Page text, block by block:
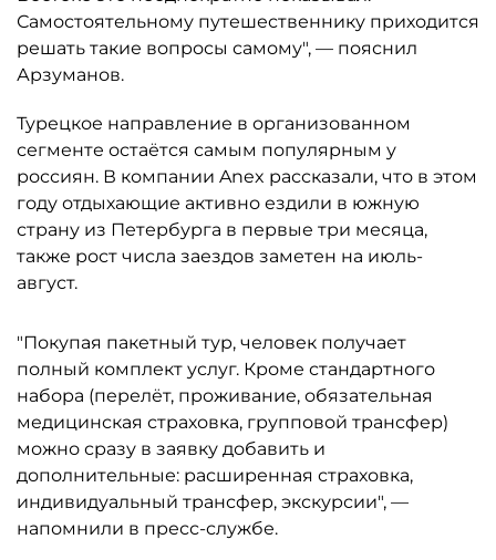
Самостоятельному путешественнику приходится
решать такие вопросы самому", — пояснил
Арзуманов.
Турецкое направление в организованном
сегменте остаётся самым популярным у
россиян. В компании Anex рассказали, что в этом
году отдыхающие активно ездили в южную
страну из Петербурга в первые три месяца,
также рост числа заездов заметен на июль-
август.
"Покупая пакетный тур, человек получает
полный комплект услуг. Кроме стандартного
набора (перелёт, проживание, обязательная
медицинская страховка, групповой трансфер)
можно сразу в заявку добавить и
дополнительные: расширенная страховка,
индивидуальный трансфер, экскурсии", —
напомнили в пресс-службе.